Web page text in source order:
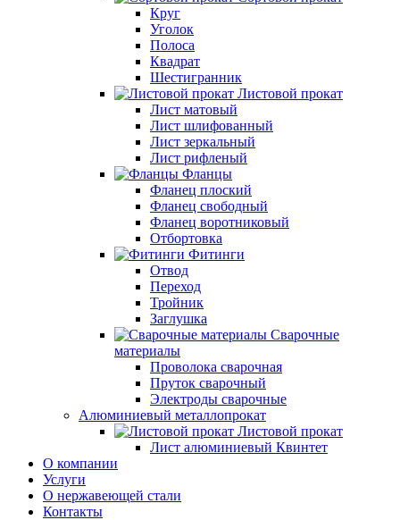
Круг
Уголок
Полоса
Квадрат
Шестигранник
Листовой прокат
Лист матовый
Лист шлифованный
Лист зеркальный
Лист рифленый
Фланцы
Фланец плоский
Фланец свободный
Фланец воротниковый
Отбортовка
Фитинги
Отвод
Переход
Тройник
Заглушка
Сварочные
материалы
Проволока сварочная
Пруток сварочный
Электроды сварочные
Алюминиевый металлопрокат
Листовой прокат
Лист алюминиевый Квинтет
О компании
Услуги
О нержавеющей стали
Контакты